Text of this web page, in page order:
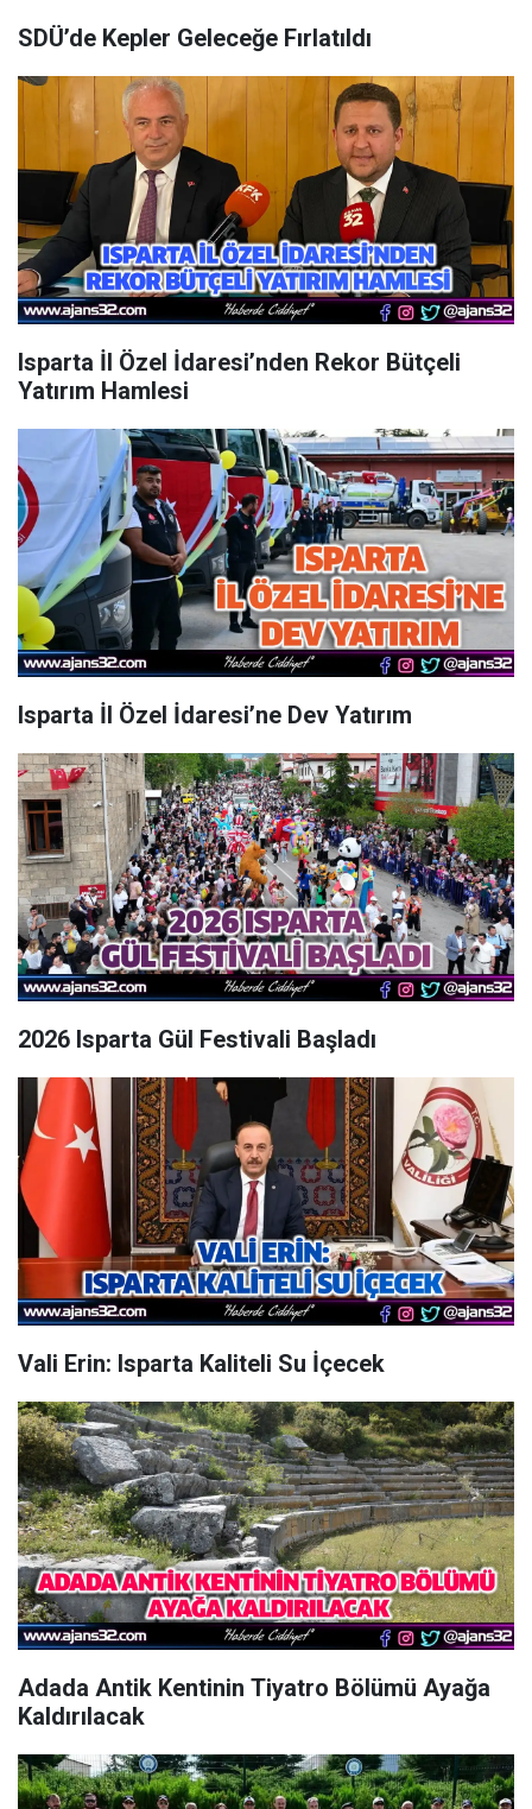
SDÜ’de Kepler Geleceğe Fırlatıldı
Isparta İl Özel İdaresi’nden Rekor Bütçeli
Yatırım Hamlesi
Isparta İl Özel İdaresi’ne Dev Yatırım
2026 Isparta Gül Festivali Başladı
Vali Erin: Isparta Kaliteli Su İçecek
Adada Antik Kentinin Tiyatro Bölümü Ayağa
Kaldırılacak